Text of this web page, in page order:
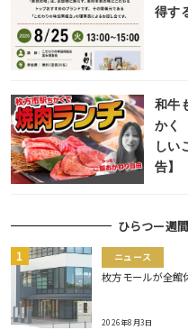
得す
和牛
かく
しい
告】
ひらつー週
ニュース
枚方モールが全館
2026年8月3日